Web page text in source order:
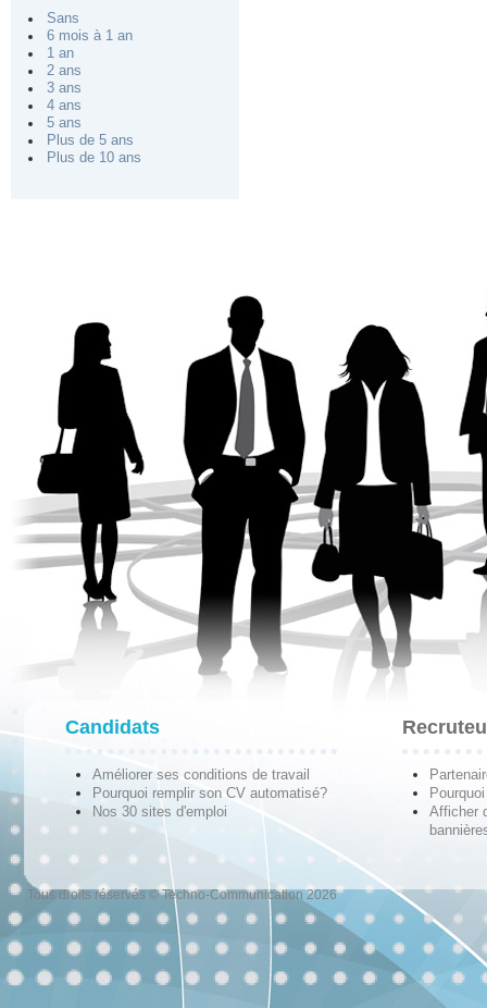
Sans
6 mois à 1 an
1 an
2 ans
3 ans
4 ans
5 ans
Plus de 5 ans
Plus de 10 ans
Candidats
Améliorer ses conditions de travail
Pourquoi remplir son CV automatisé?
Nos 30 sites d'emploi
Afficher
Tous droits réservés © Techno-Communication 2026